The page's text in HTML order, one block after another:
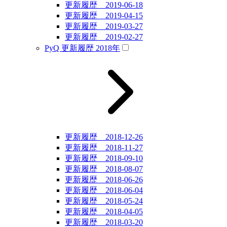
更新履歴 2019-06-18
更新履歴 2019-04-15
更新履歴 2019-03-27
更新履歴 2019-02-27
PyQ 更新履歴 2018年
更新履歴 2018-12-26
更新履歴 2018-11-27
更新履歴 2018-09-10
更新履歴 2018-08-07
更新履歴 2018-06-26
更新履歴 2018-06-04
更新履歴 2018-05-24
更新履歴 2018-04-05
更新履歴 2018-03-20